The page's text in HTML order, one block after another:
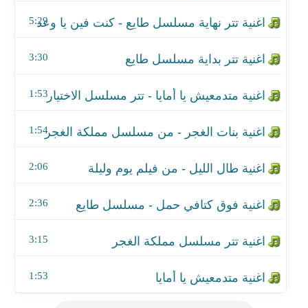
5:29
3:30
1:53
1:54
2:06
اغنية فوق كتافي حمل - مسلسل طايع
2:36
اغنية تتر مسلسل مملكة الغجر
3:15
اغنية متدمعيش يا أمايا
1:53